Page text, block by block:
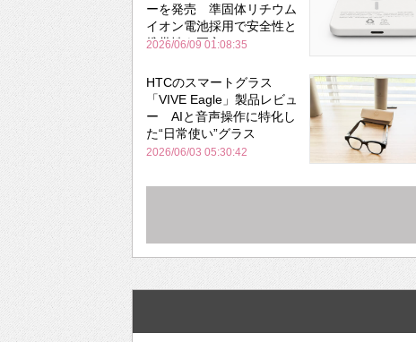
ーを発売 準固体リチウム
イオン電池採用で安全性と
携帯性を両立
2026/06/09 01:08:35
HTCのスマートグラス
「VIVE Eagle」製品レビュ
ー AIと音声操作に特化し
た“日常使い”グラス
2026/06/03 05:30:42